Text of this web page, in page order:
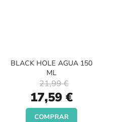
BLACK HOLE AGUA 150
ML
Special
Price
17,59 €
21,99 €
COMPRAR